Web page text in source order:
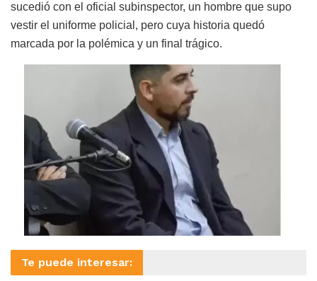
sucedió con el oficial subinspector, un hombre que supo
vestir el uniforme policial, pero cuya historia quedó
marcada por la polémica y un final trágico.
Te puede interesar: